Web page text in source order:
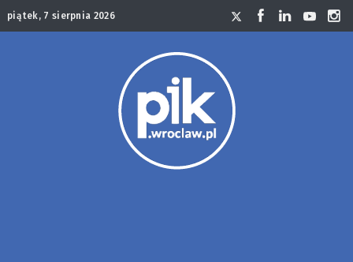
piątek, 7 sierpnia 2026